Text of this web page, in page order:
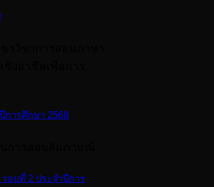
การศึกษา 2568
อบที่ 2 ประจําปีการ